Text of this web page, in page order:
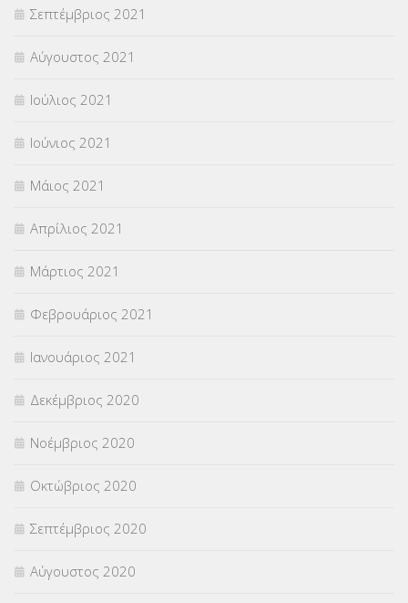
Σεπτέμβριος 2021
Αύγουστος 2021
Ιούλιος 2021
Ιούνιος 2021
Μάιος 2021
Απρίλιος 2021
Μάρτιος 2021
Φεβρουάριος 2021
Ιανουάριος 2021
Δεκέμβριος 2020
Νοέμβριος 2020
Οκτώβριος 2020
Σεπτέμβριος 2020
Αύγουστος 2020